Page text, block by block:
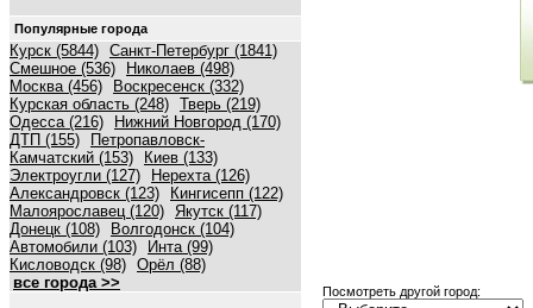
Популярные города
Курск (5844) Санкт-Петербург (1841)
Смешное (536)
Николаев (498)
Москва (456)
Воскресенск (332)
Курская область (248) Тверь (219)
Одесса (216)
Нижний Новгород (170)
ДТП (155)
Петропавловск-
Камчатский (153)
Киев (133)
Электроугли (127)
Нерехта (126)
Александровск (123)
Кингисепп (122)
Малоярославец (120) Якутск (117)
Донецк (108)
Волгодонск (104)
Автомобили (103)
Инта (99)
Кисловодск (98) Орёл (88)
все города >>
Посмотреть другой город: